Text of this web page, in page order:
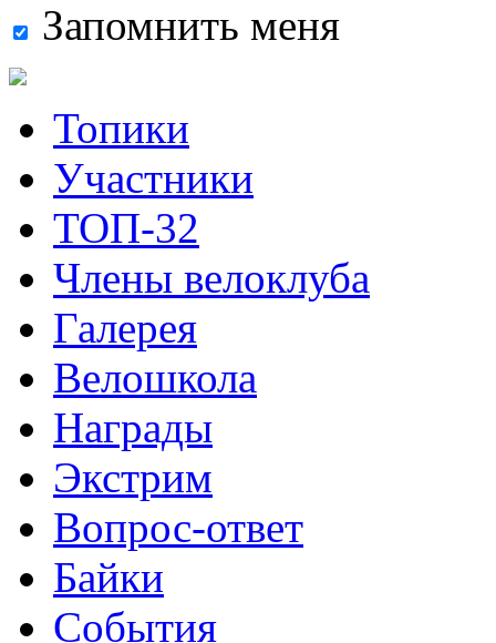
Запомнить меня
Топики
Участники
ТОП-32
Члены велоклуба
Галерея
Велошкола
Награды
Экстрим
Вопрос-ответ
Байки
События